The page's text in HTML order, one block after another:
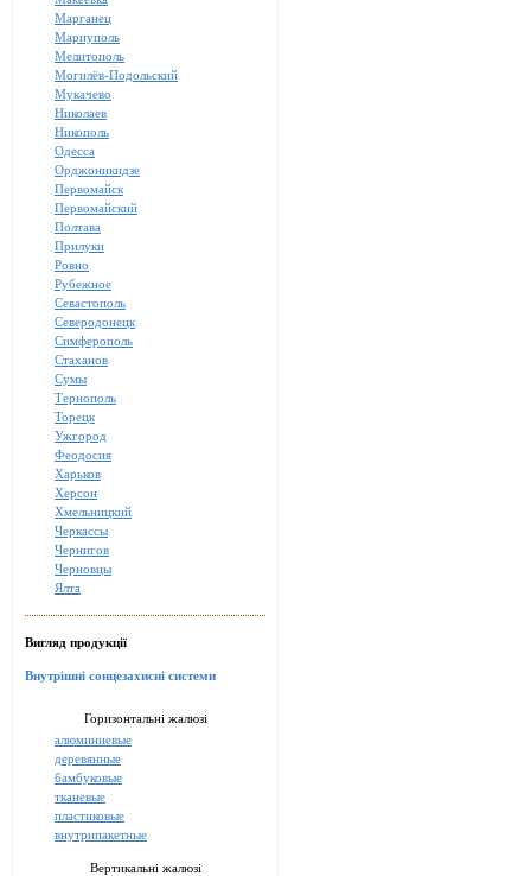
Марганец
Мариуполь
Мелитополь
Могилёв-Подольский
Мукачево
Николаев
Никополь
Одесса
Орджоникидзе
Первомайск
Первомайский
Полтава
Прилуки
Ровно
Рубежное
Севастополь
Северодонецк
Симферополь
Стаханов
Сумы
Тернополь
Торецк
Ужгород
Феодосия
Харьков
Херсон
Хмельницкий
Черкассы
Чернигов
Черновцы
Ялта
Вигляд продукції
Внутрішні сонцезахисні системи
Горизонтальні жалюзі
алюминиевые
деревянные
бамбуковые
тканевые
пластиковые
внутрипакетные
Вертикальні жалюзі